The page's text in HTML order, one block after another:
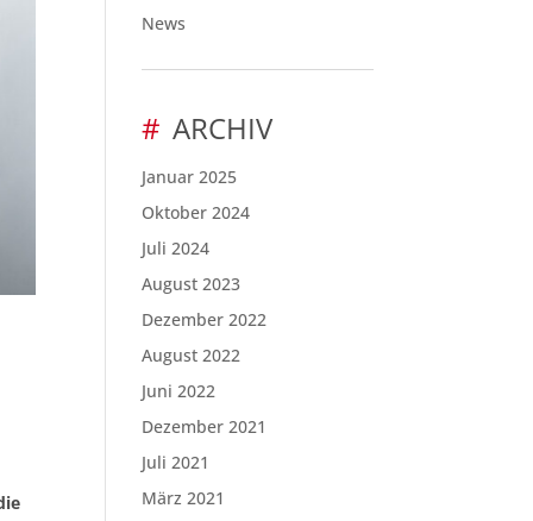
News
ARCHIV
Januar 2025
Oktober 2024
Juli 2024
August 2023
Dezember 2022
August 2022
Juni 2022
Dezember 2021
Juli 2021
März 2021